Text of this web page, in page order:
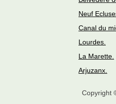
Neuf
Canal du
Lourdes.
La Marette.
Arjuzanx.
Copyright